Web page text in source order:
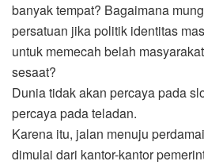
banyak tempat? Bagaimana
persatuan jika politik identitas
untuk memecah belah
sesaat?
Dunia tidak akan percaya pada
percaya pada teladan.
Karena itu, jalan menuju
dimulai dari kantor-kantor